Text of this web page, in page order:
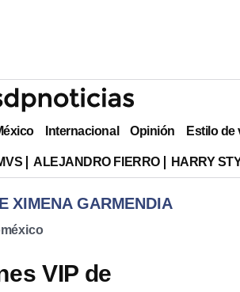
Internacional Opinión Estilo de
ALEJANDRO FIERRO HARRY
OPINIÓN DE XIMENA GARMENDIA
VIP de